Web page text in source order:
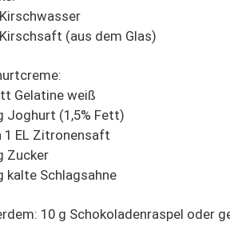
(aus dem Glas)
Gelatine weiß
Joghurt (1,5% Fett)
1 EL Zitronensaft
Zucker
kalte Schlagsahne
10 g Schokoladenraspel oder